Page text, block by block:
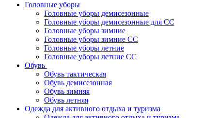
Головные уборы
Головные уборы демисезонные
Головные уборы демисезонные для СС
Головные уборы зимние
Головные уборы зимние СС
Головные уборы летние
Головные уборы летние СС
Обувь
Обувь тактическая
Обувь демисезонная
Обувь зимняя
Обувь летняя
Одежда для активного отдыха и туризма